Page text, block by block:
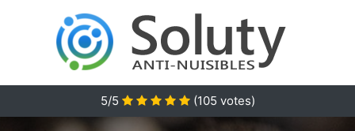
5/5 (105 votes)